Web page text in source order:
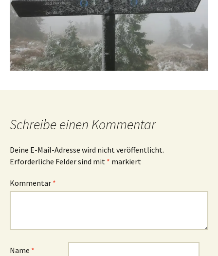
Schreibe einen Kommentar
Deine E-Mail-Adresse wird nicht veröffentlicht.
Erforderliche Felder sind mit * markiert
Kommentar *
Name *